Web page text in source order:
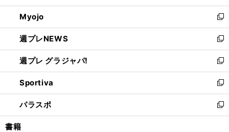
開
く
ウ
で
開
く
ン
ド
ウ
で
開
く
ウ
ィ
ン
ド
ウ
で
開
く
Myojo
新
し
い
ウ
ィ
ン
ド
ウ
で
開
週プレNEWS
新
し
い
ウ
ィ
ン
ド
ウ
週プレ グラジャパ!
新
し
い
ウ
ィ
ン
Sportiva
新
し
い
ウ
パラスポ
新
し
書籍